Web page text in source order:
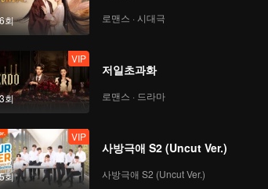
회 로맨스 · 시대극
회
VIP
저일초과화
로맨스 · 드라마
회
VIP
사방극애 S2 (Uncut Ver.)
사방극애 S2 (Uncut Ver.)